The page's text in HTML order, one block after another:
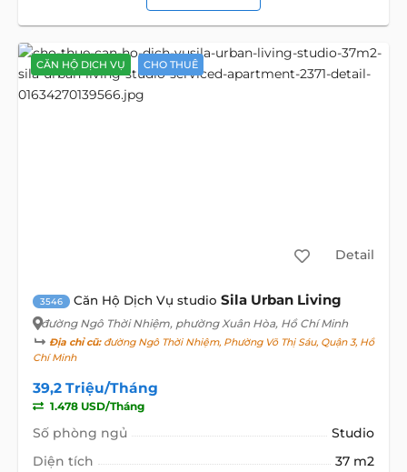
CĂN HỘ DỊCH VỤ CHO THUÊ
Detail
3546 Căn Hộ Dịch Vụ studio Sila Urban Living
đường Ngô Thời Nhiệm, phường Xuân Hòa, Hồ Chí Minh
Địa chỉ cũ:đường Ngô Thời Nhiệm, Phường Võ Thị Sáu, Quận 3, Hồ
Chí Minh
39,2 Triệu/Tháng
1.478 USD/Tháng
Số phòng ngủ
Studio
Diện tích
37 m2